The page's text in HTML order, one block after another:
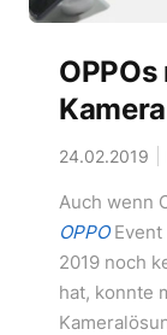
24.02.2019
Auch wenn
OPPOEvent
2019 noch
hat, konnte